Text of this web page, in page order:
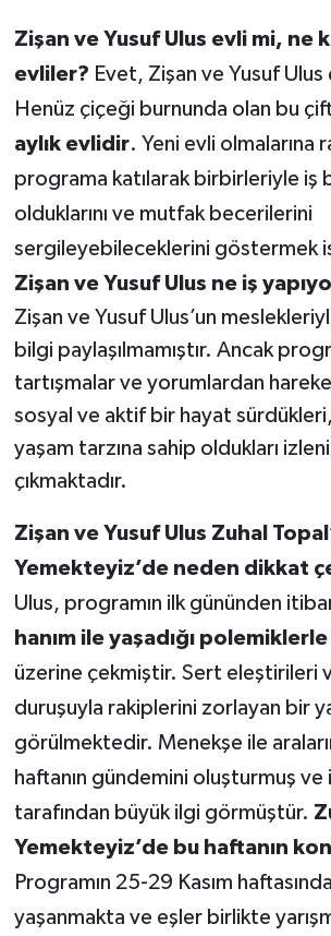
Zişan ve Yusuf Ulus evli mi, ne
evliler? Evet, Zişan ve Yusuf
Henüz çiçeği burnunda olan bu
aylık evlidir. Yeni evli olmalarına
programa katılarak birbirleriyle iş
olduklarını ve mutfak becerilerini
sergileyebileceklerini göstermek
Zişan ve Yusuf Ulus ne iş
Zişan ve Yusuf Ulus’un
bilgi paylaşılmamıştır. Ancak
tartışmalar ve yorumlardan
sosyal ve aktif bir hayat
yaşam tarzına sahip oldukları
çıkmaktadır.
Zişan ve Yusuf Ulus Zuhal
Yemekteyiz’de neden dikkat
Ulus, programın ilk gününden
hanım ile yaşadığı polemiklerle
üzerine çekmiştir. Sert eleştirileri
duruşuyla rakiplerini zorlayan bir
görülmektedir. Menekşe ile
haftanın gündemini oluşturmuş
tarafından büyük ilgi görmüştür.
Yemekteyiz’de bu haftanın
Programın 25-29 Kasım
yaşanmakta ve eşler birlikte